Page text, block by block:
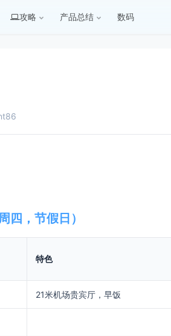
攻略 产品总结 数码
，节假日）
特色
21米机场贵宾厅，早饭